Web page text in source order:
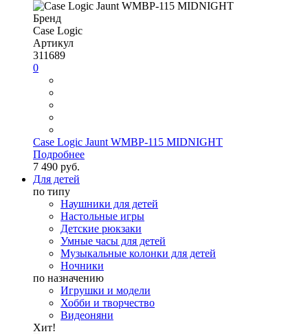
Бренд
Case Logic
Артикул
311689
0
Case Logic Jaunt WMBP-115 MIDNIGHT
Подробнее
7 490 руб.
Для детей
по типу
Наушники для детей
Настольные игры
Детские рюкзаки
Умные часы для детей
Музыкальные колонки для детей
Ночники
по назначению
Игрушки и модели
Хобби и творчество
Видеоняни
Хит!